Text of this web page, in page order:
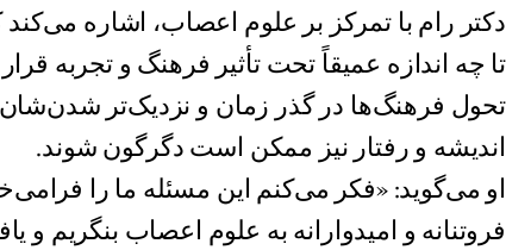
دکتر رام با تمرکز بر علوم اعصاب، اشاره
تا چه اندازه عمیقاً تحت تأثیر فرهنگ و تجربه
تحول فرهنگ‌ها در گذر زمان و نزدیک‌تر
اندیشه و رفتار نیز ممکن است دگرگون شوند.
او می‌گوید: «فکر می‌کنم این مسئله ما را
فروتنانه و امیدوارانه به علوم اعصاب بنگریم و